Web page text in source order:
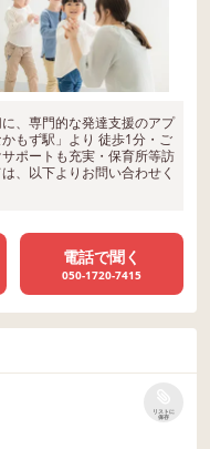
、専門的な発達支援のアプ
もず駅」より 徒歩1分・ご
ポートも充実・保育所等訪
、以下よりお問い合わせく
電話で聞く
050-1720-7415
リストに
保存